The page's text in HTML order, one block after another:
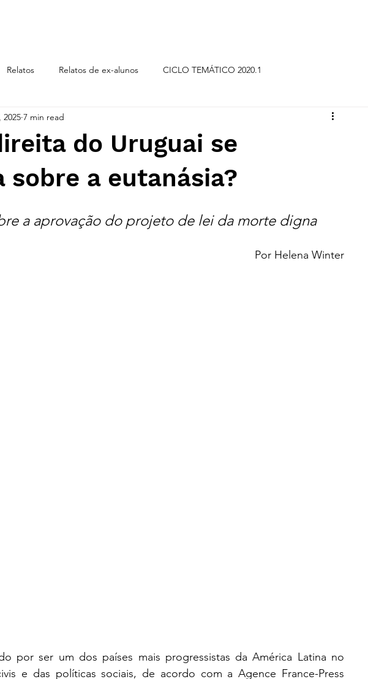
Relatos Relatos de ex-alunos CICLO TEMÁTICO 2020.1
TEMÁTICO 2019.2
do Uruguai se
sobre a eutanásia?
2025 7 min read
a aprovação do projeto de lei da morte digna
Por Helena Winter
por ser um dos países mais progressistas da América Latina no
e das políticas sociais, de acordo com a Agence France-Press